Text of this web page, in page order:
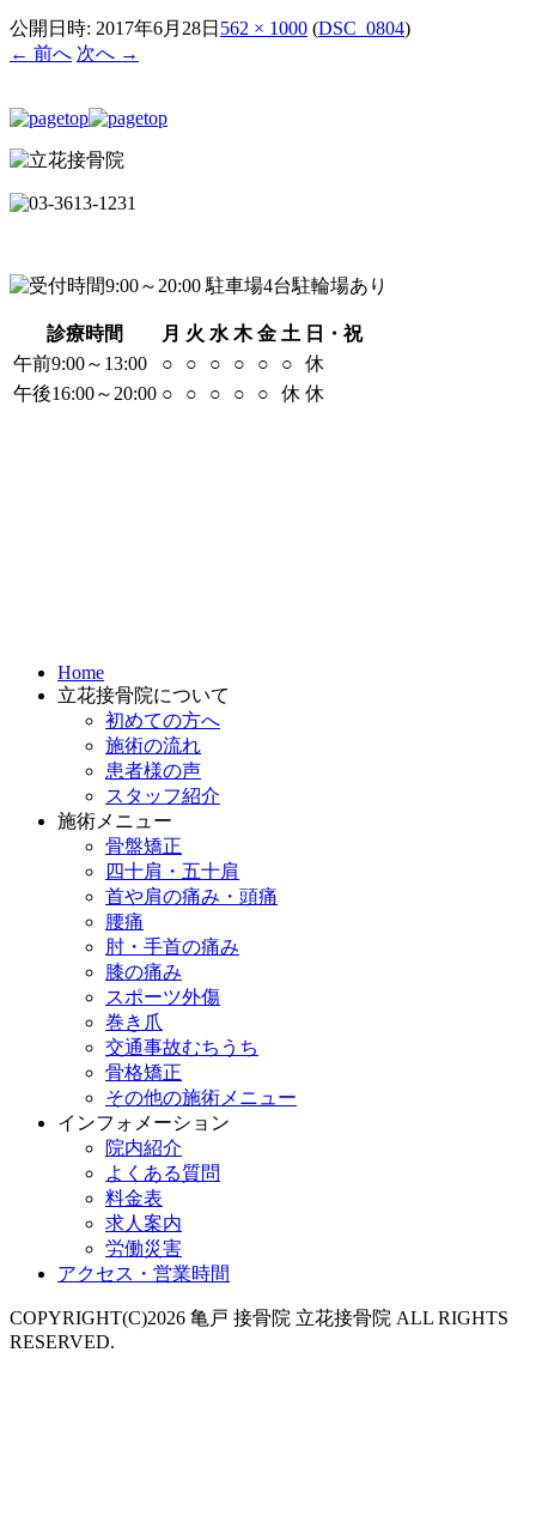
公開日時: 2017年6月28日 562 × 1000 (DSC_0804)
← 前へ 次へ →
診療時間 月 火 水 木 金 土 日・祝
午前9:00～13:00
○ ○ ○ ○ ○ ○
休
午後16:00～20:00 ○ ○ ○ ○ ○ 休 休
Home
立花接骨院について
初めての方へ
施術の流れ
患者様の声
スタッフ紹介
施術メニュー
骨盤矯正
四十肩・五十肩
首や肩の痛み・頭痛
腰痛
肘・手首の痛み
膝の痛み
スポーツ外傷
巻き爪
交通事故むちうち
骨格矯正
その他の施術メニュー
インフォメーション
院内紹介
よくある質問
料金表
求人案内
労働災害
アクセス・営業時間
COPYRIGHT(C)2026 亀戸 接骨院 立花接骨院 ALL RIGHTS
RESERVED.